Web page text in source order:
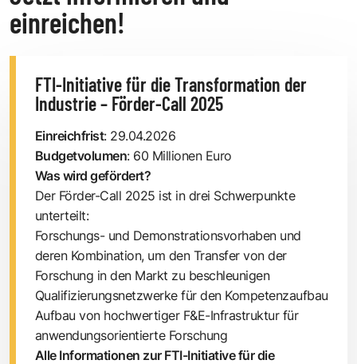
einreichen!
FTI-Initiative für die Transformation der
Industrie – Förder-Call 2025
Einreichfrist: 29.04.2026
Budgetvolumen: 60 Millionen Euro
Was wird gefördert?
Der Förder-Call 2025 ist in drei Schwerpunkte
unterteilt:
Forschungs- und Demonstrationsvorhaben und
deren Kombination, um den Transfer von der
Forschung in den Markt zu beschleunigen
Qualifizierungsnetzwerke für den Kompetenzaufbau
Aufbau von hochwertiger F&E-Infrastruktur für
anwendungsorientierte Forschung
Alle Informationen zur FTI-Initiative für die